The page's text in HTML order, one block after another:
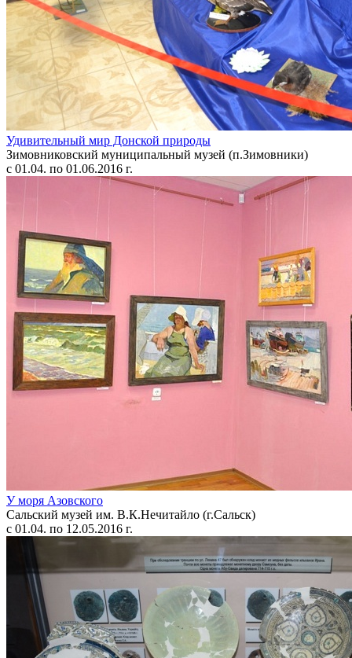
Удивительный мир Донской природы
Зимовниковский муниципальный музей (п.Зимовники)
с 01.04. по 01.06.2016 г.
У моря Азовского
Сальский музей им. В.К.Нечитайло (г.Сальск)
с 01.04. по 12.05.2016 г.